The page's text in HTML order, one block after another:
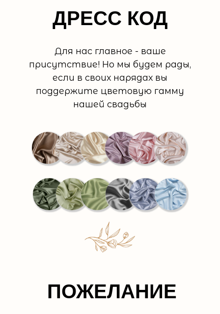
ДРЕСС КОД
Для нас главное - ваше
присутствие! Но мы будем рады,
если в своих нарядах вы
поддержите цветовую гамму
нашей свадьбы
ПОЖЕЛАНИЕ